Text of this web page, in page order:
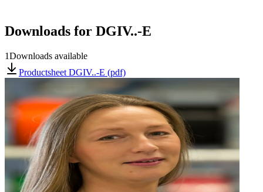
Downloads for DGIV..-E
1Downloads available
Productsheet DGIV..-E (pdf)